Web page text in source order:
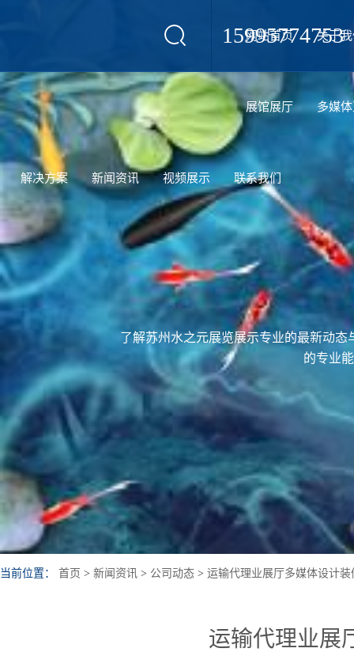
15995774753
网站首页 关于
展馆展厅 多媒
解决方案 新闻资讯 视频展示 联系我们
了解苏州水之元展览展示专业的最新动
的专业
当前位置： 首页 > 新闻资讯 > 公司动态 > 运输代理业展厅多媒体设计装
运输代理业展